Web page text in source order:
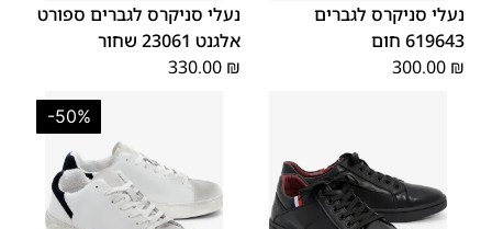
נעלי סניקרס לגברים
619643 חום
300.00 ₪
נעלי סניקרס לגברים ספורט
אלגנט 23061 שחור
330.00 ₪
-50%